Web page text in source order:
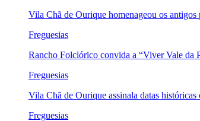
Vila Chã de Ourique homenageou os
Freguesias
Rancho Folclórico convida a “Viver Vale da
Freguesias
Vila Chã de Ourique assinala datas históricas
Freguesias